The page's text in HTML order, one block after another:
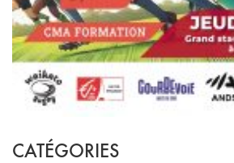
CATÉGORIES